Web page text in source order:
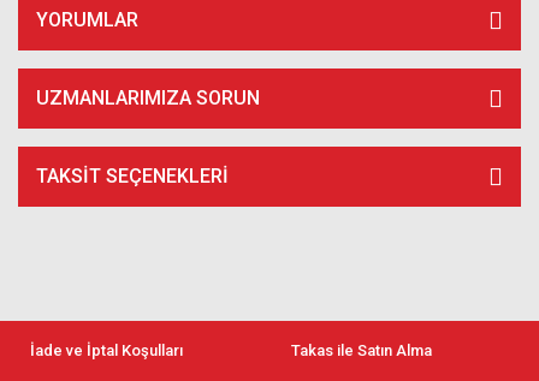
YORUMLAR
UZMANLARIMIZA SORUN
TAKSIT SEÇENEKLERI
İade ve İptal Koşulları Takas ile Satın Alma